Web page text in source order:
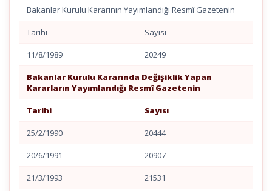
Bakanlar Kurulu Kararının Yayımlandığı Resmî Gazetenin
Tarihi Sayısı
11/8/1989 20249
Bakanlar Kurulu Kararında Değişiklik Yapan
Kararların Yayımlandığı Resmî Gazetenin
Tarihi Sayısı
25/2/1990 20444
20/6/1991 20907
21/3/1993 21531